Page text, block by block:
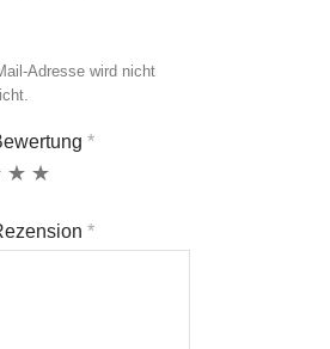
Adresse wird nicht
*
*